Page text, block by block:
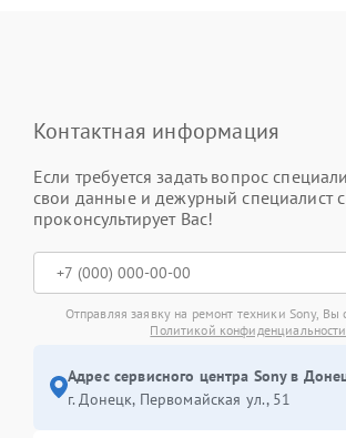
Контактная информация
Если требуется задать вопрос
свои данные и дежурный специалист
проконсультирует Вас!
Отправляя заявку на ремонт техники Sony, Вы
Политикой конфиденциальности
Адрес сервисного центра Sony в
г. Донецк, Первомайская ул., 51